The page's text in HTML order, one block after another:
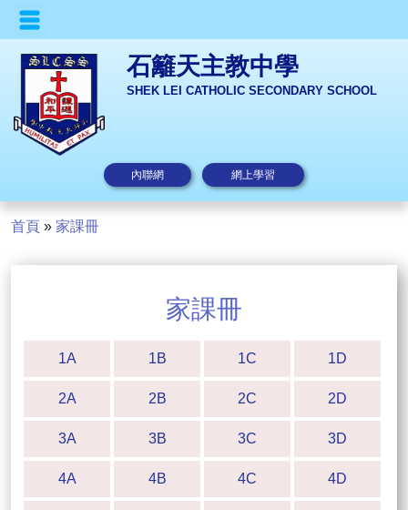
石籬天主教中學
SHEK LEI CATHOLIC SECONDARY SCHOOL
內聯網 網上學習
首頁 » 家課冊
家課冊
1A 1B 1C 1D
2A 2B 2C 2D
3A 3B 3C 3D
4A 4B 4C 4D